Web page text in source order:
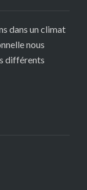
dans un climat
nous
différents